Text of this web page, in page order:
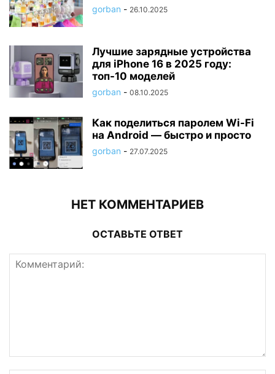
gorban - 26.10.2025
Лучшие зарядные устройства
для iPhone 16 в 2025 году:
топ-10 моделей
gorban - 08.10.2025
Как поделиться паролем Wi-Fi
на Android — быстро и просто
gorban - 27.07.2025
НЕТ КОММЕНТАРИЕВ
ОСТАВЬТЕ ОТВЕТ